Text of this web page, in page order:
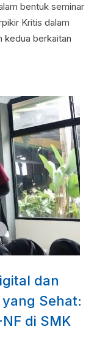
bentuk seminar
Kritis dalam
kedua berkaitan
dan
Sehat:
di SMK